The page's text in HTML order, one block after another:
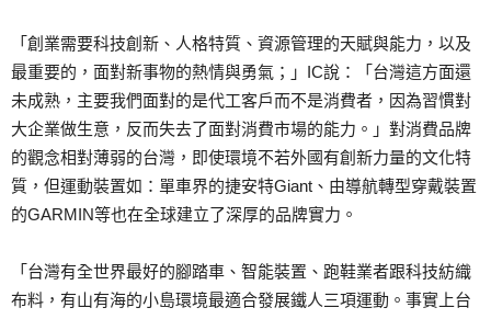
「創業需要科技創新、人格特質、資源管理的天賦與能力，以及
最重要的，面對新事物的熱情與勇氣；」IC說：「台灣這方面還
未成熟，主要我們面對的是代工客戶而不是消費者，因為習慣對
大企業做生意，反而失去了面對消費市場的能力。」對消費品牌
的觀念相對薄弱的台灣，即使環境不若外國有創新力量的文化特
質，但運動裝置如：單車界的捷安特Giant、由導航轉型穿戴裝置
的GARMIN等也在全球建立了深厚的品牌實力。
「台灣有全世界最好的腳踏車、智能裝置、跑鞋業者跟科技紡織
布料，有山有海的小島環境最適合發展鐵人三項運動。事實上台